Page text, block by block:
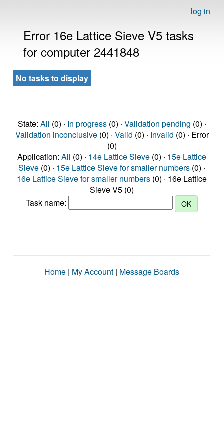
log in
Error 16e Lattice Sieve V5 tasks
for computer 2441848
No tasks to display
State: All (0) · In progress(0) · Validation pending (0) ·
Validation inconclusive(0) · Valid (0) · Invalid (0) · Error
(0)
Application: All (0) · 14e Lattice Sieve (0) · 15e Lattice
Sieve (0) · 15e Lattice Sieve for smaller numbers (0) ·
16e Lattice Sieve for smaller numbers (0) · 16e Lattice
Sieve V5 (0)
Task name:
Home | My Account | Message Boards